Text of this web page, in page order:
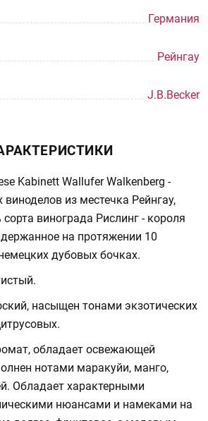
Германия
Рейнгау
J.B.Becker
Kabinett Wallufer Walkenberg -
из местечка Рейнгау,
сорта винограда Рислинг - короля
на протяжении 10
дубовых бочках.
насыщен тонами экзотических
обладает освежающей
нотами маракуйи, манго,
Обладает характерными
нюансами и намеками на